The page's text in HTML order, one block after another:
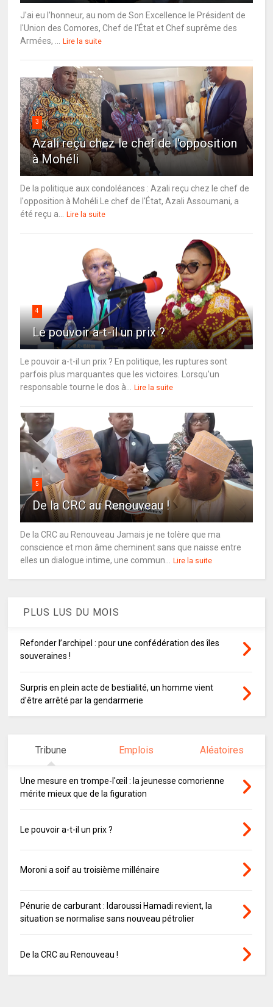
J'ai eu l'honneur, au nom de Son Excellence le Président de
l'Union des Comores, Chef de l'État et Chef suprême des
Armées, ...
Lire la suite
3
Azali reçu chez le chef de l'opposition
à Mohéli
De la politique aux condoléances : Azali reçu chez le chef de
l'opposition à Mohéli Le chef de l'État, Azali Assoumani, a
été reçu a...
Lire la suite
4
Le pouvoir a-t-il un prix ?
Le pouvoir a-t-il un prix ? En politique, les ruptures sont
parfois plus marquantes que les victoires. Lorsqu’un
responsable tourne le dos à...
Lire la suite
5
De la CRC au Renouveau !
De la CRC au Renouveau Jamais je ne tolère que ma
conscience et mon âme cheminent sans que naisse entre
elles un dialogue intime, une commun...
Lire la suite
PLUS LUS DU MOIS
Refonder l’archipel : pour une confédération des îles
souveraines !
Surpris en plein acte de bestialité, un homme vient
d'être arrêté par la gendarmerie
Tribune Emplois Aléatoires
Une mesure en trompe-l'œil : la jeunesse comorienne
mérite mieux que de la figuration
Le pouvoir a-t-il un prix ?
Moroni a soif au troisième millénaire
Pénurie de carburant : Idaroussi Hamadi revient, la
situation se normalise sans nouveau pétrolier
De la CRC au Renouveau !